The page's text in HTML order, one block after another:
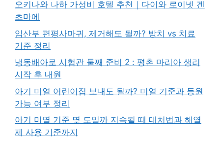
오키나와 나하 가성비 호텔 추천｜다이와 로이넷 겐
초마에
임산부 편평사마귀, 제거해도 될까? 방치 vs 치료
기준 정리
냉동배아로 시험관 둘째 준비 2 : 평촌 마리아 생리
시작 후 내원
아기 미열 어린이집 보내도 될까? 미열 기준과 등원
가능 여부 정리
아기 미열 기준 몇 도일까 지속될 때 대처법과 해열
제 사용 기준까지